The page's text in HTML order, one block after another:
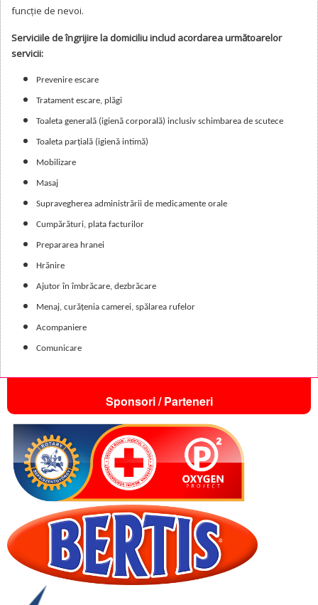
funcție de nevoi.
Serviciile de îngrijire la domiciliu includ acordarea următoarelor
servicii:
Prevenire escare
Tratament escare, plăgi
Toaleta generală (igienă corporală) inclusiv schimbarea de scutece
Toaleta parțială (igienă intimă)
Mobilizare
Masaj
Supravegherea administrării de medicamente orale
Cumpărături, plata facturilor
Prepararea hranei
Hrănire
Ajutor în îmbrăcare, dezbrăcare
Menaj, curățenia camerei, spălarea rufelor
Acompaniere
Comunicare
Sponsori / Parteneri